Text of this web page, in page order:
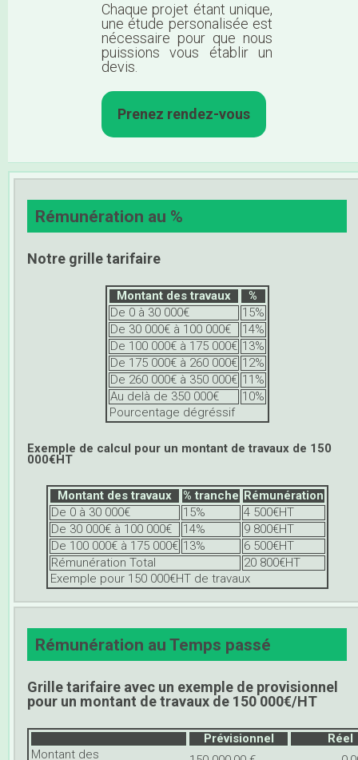
Chaque projet étant unique,
une étude personalisée est
nécessaire pour que nous
puissions vous établir un
devis.
Prenez rendez-vous
Rémunération au %
Notre grille tarifaire
Montant des travaux
%
De 0 à 30 000€
15%
De 30 000€ à 100 000€
14%
De 100 000€ à 175 000€ 13%
De 175 000€ à 260 000€ 12%
De 260 000€ à 350 000€ 11%
Au delà de 350 000€
10%
Pourcentage dégréssif
Exemple de calcul pour un montant de travaux de 150
000€HT
Montant des travaux % tranche Rémunération
De 0 à 30 000€
15%
4 500€HT
De 30 000€ à 100 000€
14%
9 800€HT
De 100 000€ à 175 000€ 13%
6 500€HT
Rémunération Total
20 800€HT
Exemple pour 150 000€HT de travaux
Rémunération au Temps passé
Grille tarifaire avec un exemple de provisionnel
pour un montant de travaux de 150 000€/HT
Prévisionnel
Réel
Montant des